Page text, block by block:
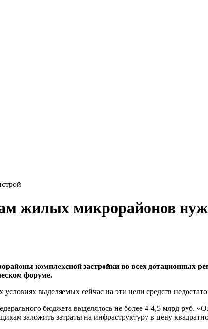
жилых микрорайонов
комплексной застройки во всех дотационных
форуме.
выделяемых сейчас на эти цели средств
бюджета выделялось не более 4-4,5 млрд руб.
заложить затраты на инфраструктуру в цену